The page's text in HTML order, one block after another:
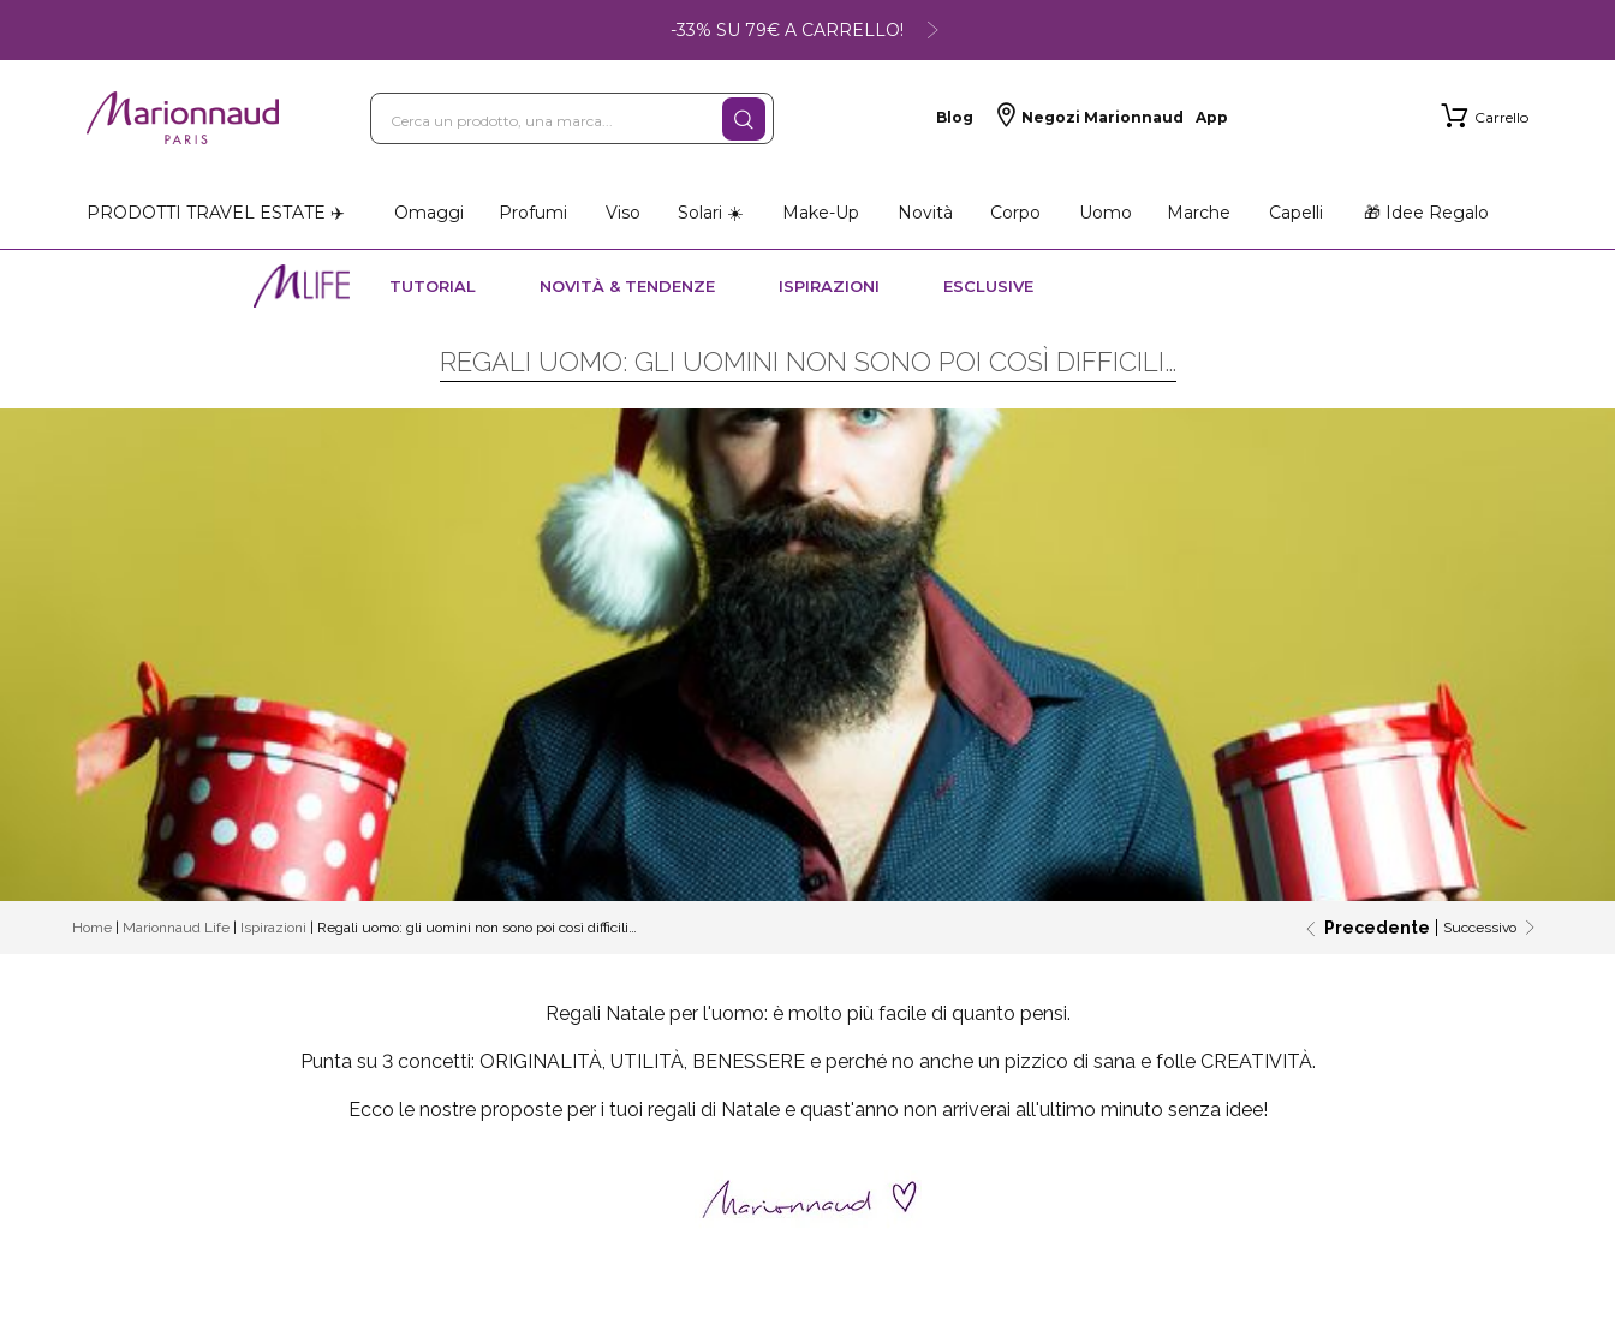
-33% SU 79€ A CARRELLO!
Blog Negozi Marionnaud App Carrello
PRODOTTI TRAVEL ESTATE ✈️ Omaggi Profumi Viso Solari ☀️ Make-Up Novità Corpo Uomo Marche Capelli 🎁 Idee Regalo
TUTORIAL NOVITÀ & TENDENZE ISPIRAZIONI ESCLUSIVE
REGALI UOMO: GLI UOMINI NON SONO POI COSÌ DIFFICILI…
Home Marionnaud Life Ispirazioni Regali uomo: gli uomini non sono poi così difficili… Precedente Successivo
Regali Natale per l'uomo: è molto più facile di quanto pensi.
Punta su 3 concetti: ORIGINALITÀ, UTILITÀ, BENESSEREe perché no anche un pizzico di sana e folle CREATIVITÀ.
Ecco le nostre proposte per i tuoi regali di Natale e quast'anno non arriverai all'ultimo minuto senza idee!